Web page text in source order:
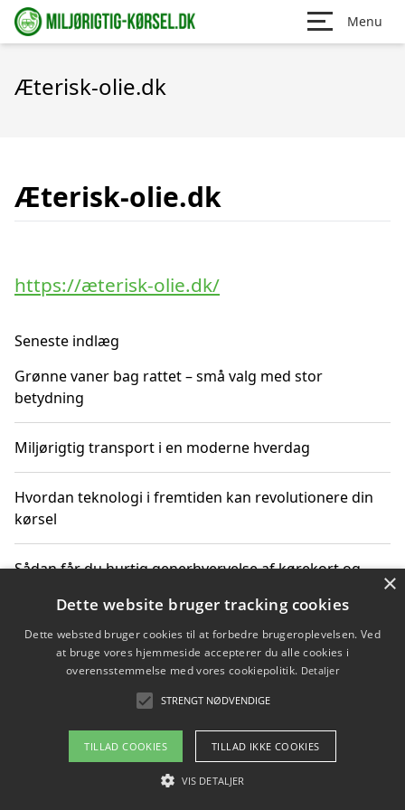
Menu
Æterisk-olie.dk
Æterisk-olie.dk
https://æterisk-olie.dk/
Seneste indlæg
Grønne vaner bag rattet – små valg med stor
betydning
Miljørigtig transport i en moderne hverdag
Hvordan teknologi i fremtiden kan revolutionere din
kørsel
Sådan får du hurtig generhvervelse af kørekort og
Sådan lærer du miljørigtig kørsel hos en køreskole i
Gentofte
Copyright 2026 - Pilanto Aps
Om / kontakt
×
Dette website bruger tracking cookies
Dette websted bruger cookies til at forbedre brugeroplevelsen. Ved
at bruge vores hjemmeside accepterer du alle cookies i
overensstemmelse med vores cookiepolitik. Detaljer
STRENGT NØDVENDIGE
TILLAD COOKIES TILLAD IKKE COOKIES
VIS DETALJER